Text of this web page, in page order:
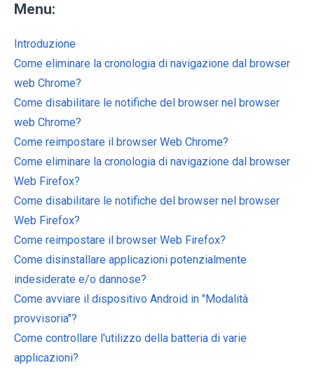
Menu:
Introduzione
Come eliminare la cronologia di navigazione dal browser
web Chrome?
Come disabilitare le notifiche del browser nel browser
web Chrome?
Come reimpostare il browser Web Chrome?
Come eliminare la cronologia di navigazione dal browser
Web Firefox?
Come disabilitare le notifiche del browser nel browser
Web Firefox?
Come reimpostare il browser Web Firefox?
Come disinstallare applicazioni potenzialmente
indesiderate e/o dannose?
Come avviare il dispositivo Android in "Modalità
provvisoria"?
Come controllare l'utilizzo della batteria di varie
applicazioni?